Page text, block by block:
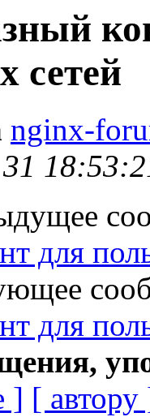
сетей
nginx-
для
для
] [ автору